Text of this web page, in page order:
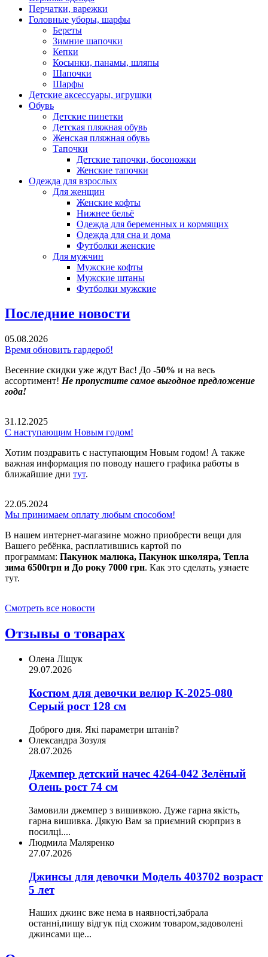
Перчатки, варежки
Головные уборы, шарфы
Береты
Зимние шапочки
Кепки
Косынки, панамы, шляпы
Шапочки
Шарфы
Детские аксессуары, игрушки
Обувь
Детские пинетки
Детская пляжная обувь
Женская пляжная обувь
Тапочки
Детские тапочки, босоножки
Женские тапочки
Одежда для взрослых
Для женщин
Женские кофты
Нижнее бельё
Одежда для беременных и кормящих
Одежда для сна и дома
Футболки женские
Для мужчин
Мужские кофты
Мужские штаны
Футболки мужские
Последние новости
05.08.2026
Время обновить гардероб!
Весенние скидки уже ждут Вас! До -50% и на весь
ассортимент! Не пропустите самое выгодное предложение
года!
31.12.2025
С наступающим Новым годом!
Хотим поздравить с наступающим Новым годом! А также
важная информация по поводу нашего графика работы в
ближайшие дни тут.
22.05.2024
Мы принимаем оплату любым способом!
В нашем интернет-магазине можно приобрести вещи для
Вашего ребёнка, расплатившись картой по
программам: Пакунок малюка, Пакунок школяра, Тепла
зима 6500грн и До року 7000 грн. Как это сделать, узнаете
тут.
Смотреть все новости
Отзывы о товарах
Олена Ліщук
29.07.2026
Костюм для девочки велюр К-2025-080
Серый рост 128 см
Доброго дня. Які параметри штанів?
Олександра Зозуля
28.07.2026
Джемпер детский начес 4264-042 Зелёный
Олень рост 74 см
Замовили джемпер з вишивкою. Дуже гарна якість,
гарна вишивка. Дякую Вам за приємний сюрприз в
посилці....
Людмила Маляренко
27.07.2026
Джинсы для девочки Модель 403702 возраст
5 лет
Наших джинс вже нема в наявності,забрала
останні,пишу відгук під схожим товаром,задоволені
джинсами ще...